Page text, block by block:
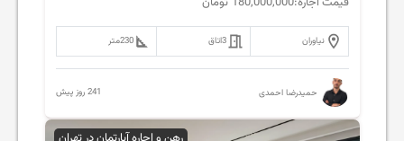
نیاوران 3اتاق 230متر
حمیدرضا احمدی 241 روز پیش